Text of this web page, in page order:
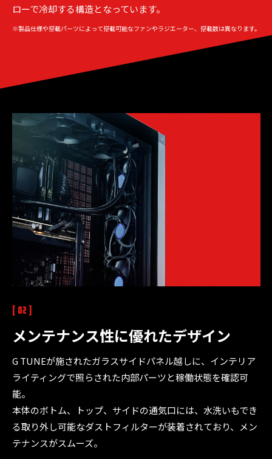
ローで冷却する構造となっています。
※製品仕様や搭載パーツによって搭載可能なファンやラジエーター、搭載数は異なります。
[ 02 ]
メンテナンス性に優れたデザイン
G TUNEが施されたガラスサイドパネル越しに、インテリア
ライティングで照らされた内部パーツと稼働状態を確認可
能。
本体のボトム、トップ、サイドの通気口には、水洗いもでき
る取り外し可能なダストフィルターが装着されており、メン
テナンスがスムーズ。